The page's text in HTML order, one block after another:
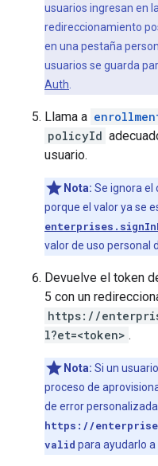
usuarios ingresan en
redireccionamiento
en una pestaña
usuarios se guarda
Auth
Llama a
policyId
usuario.
Nota: Se ignora el
porque el valor ya se
valor de uso personal
Devuelve el token
5 con un
https://
l?et=<token> .
Nota: Si un
proceso de
de error
https://
valid para ayudarlo